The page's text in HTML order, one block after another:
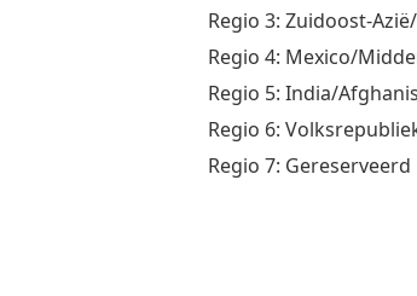
Regio 3: Zuidoost-
Regio 4: Mexico/
Regio 5: India/
Regio 6:
Regio 7: Gereserveerd